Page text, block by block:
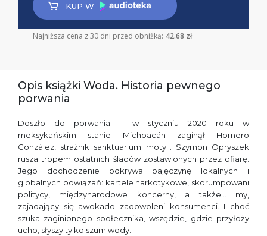
KUP W
Najniższa cena z 30 dni przed obniżką: 42.68 zł
Opis książki Woda. Historia pewnego
porwania
Doszło do porwania – w styczniu 2020 roku w
meksykańskim stanie Michoacán zaginął Homero
González, strażnik sanktuarium motyli. Szymon Opryszek
rusza tropem ostatnich śladów zostawionych przez ofiarę.
Jego dochodzenie odkrywa pajęczynę lokalnych i
globalnych powiązań: kartele narkotykowe, skorumpowani
politycy, międzynarodowe koncerny, a także… my,
zajadający się awokado zadowoleni konsumenci. I choć
szuka zaginionego społecznika, wszędzie, gdzie przyłoży
ucho, słyszy tylko szum wody.